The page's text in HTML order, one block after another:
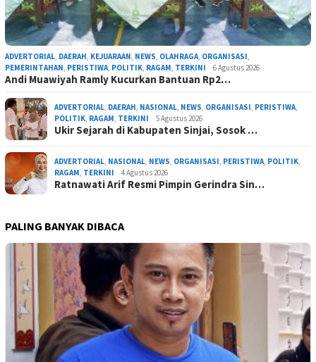
ADVERTORIAL, DAERAH, KEJUARAAN, NEWS, OLAHRAGA, ORGANISASI,
PEMERINTAHAN, PERISTIWA, POLITIK, RAGAM, TERKINI 6 Agustus 2026
Andi Muawiyah Ramly Kucurkan Bantuan Rp2…
ADVERTORIAL, DAERAH, NASIONAL, NEWS, ORGANISASI, PERISTIWA,
POLITIK, RAGAM, TERKINI 5 Agustus 2026
Ukir Sejarah di Kabupaten Sinjai, Sosok …
ADVERTORIAL, NASIONAL, NEWS, ORGANISASI, PERISTIWA, POLITIK,
RAGAM, TERKINI 4 Agustus 2026
Ratnawati Arif Resmi Pimpin Gerindra Sin…
PALING BANYAK DIBACA